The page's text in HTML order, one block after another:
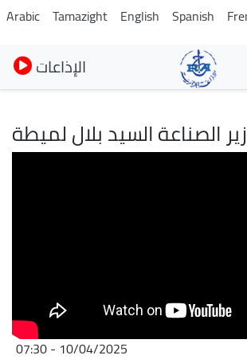
Pasar
al
contenido
principal
Arabic Tamazight English Spanish
الإذاعات
الصناعة السيد بلال لميطة
10/04/2025 - 07:30